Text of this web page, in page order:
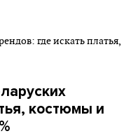
костюмы и